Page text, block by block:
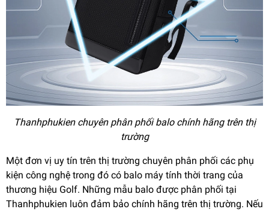
Thanhphukien chuyên phân phối balo chính hãng trên thị
trường
Một đơn vị uy tín trên thị trường chuyên phân phối các phụ
kiện công nghệ trong đó có balo máy tính thời trang của
thương hiệu Golf. Những mẫu balo được phân phối tại
Thanhphukien luôn đảm bảo chính hãng trên thị trường. Nếu